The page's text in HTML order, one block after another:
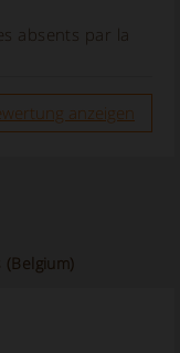
absents par la
anzeigen